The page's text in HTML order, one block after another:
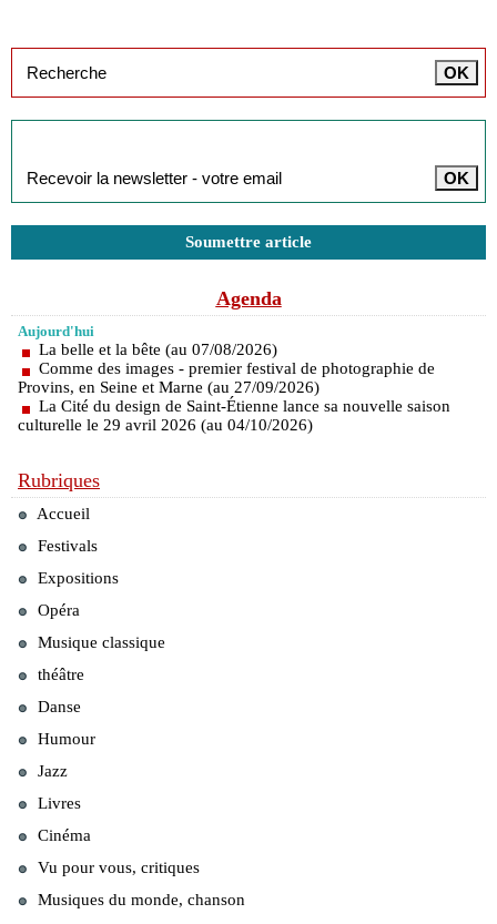
Soumettre article
Agenda
Aujourd'hui
La belle et la bête (au 07/08/2026)
Comme des images - premier festival de photographie de
Provins, en Seine et Marne (au 27/09/2026)
La Cité du design de Saint-Étienne lance sa nouvelle saison
culturelle le 29 avril 2026 (au 04/10/2026)
Rubriques
Accueil
Festivals
Expositions
Opéra
Musique classique
théâtre
Danse
Humour
Jazz
Livres
Cinéma
Vu pour vous, critiques
Musiques du monde, chanson